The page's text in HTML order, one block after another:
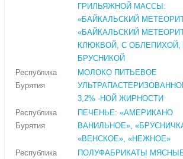
ГРИЛЬЯЖНОЙ МАССЫ:
«БАЙКАЛЬСКИЙ
«БАЙКАЛЬСКИЙ
КЛЮКВОЙ, С ОБЛЕПИХОЙ,
БРУСНИКОЙ
Республика
Бурятия
МОЛОКО ПИТЬЕВОЕ
3,2% -НОЙ ЖИРНОСТИ
Республика
Бурятия
ПЕЧЕНЬЕ: «АМЕРИКАНО
ВАНИЛЬНОЕ»,
«ВЕНСКОЕ», «НЕЖНОЕ»
Республика ПОЛУФАБРИКАТЫ